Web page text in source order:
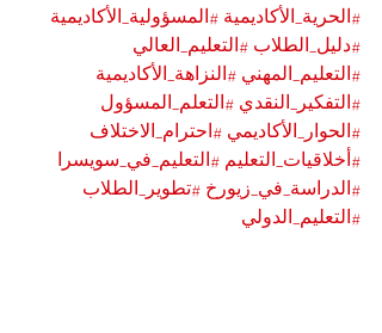
#الحرية_الأكاديمية #المسؤولية_الأكاديمية
#دليل_الطلاب #التعليم_العالي
#التعليم_المهني #النزاهة_الأكاديمية
#التفكير_النقدي #التعلم_المسؤول
#الحوار_الأكاديمي #احترام_الاختلاف
#أخلاقيات_التعليم #التعليم_في_سويسرا
#الدراسة_في_زيورخ #تطوير_الطلاب
#التعليم_الدولي